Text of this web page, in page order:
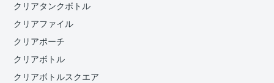
クリアタンクボトル
クリアファイル
クリアポーチ
クリアボトル
クリアボトルスクエア